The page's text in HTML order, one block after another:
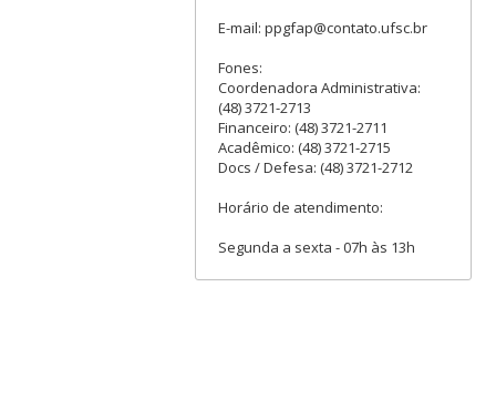
E-mail: ppgfap@contato.ufsc.br
Fones:
Coordenadora Administrativa:
(48) 3721-2713
Financeiro: (48) 3721-2711
Acadêmico: (48) 3721-2715
Docs / Defesa: (48) 3721-2712
Horário de atendimento:
Segunda a sexta - 07h às 13h